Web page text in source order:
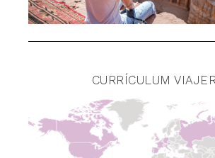
CURRÍCULUM